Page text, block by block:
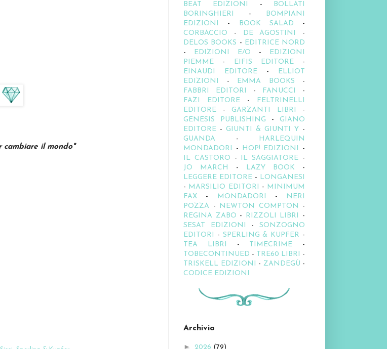
il mondo"
BEAT EDIZIONI
- BOLLATI
BORINGHIERI - BOMPIANI
EDIZIONI
- BOOK SALAD -
CORBACCIO - DE AGOSTINI
-
DELOS BOOKS - EDITRICE NORD
- EDIZIONI E/O - EDIZIONI
PIEMME - EIFIS EDITORE-
EINAUDI EDITORE - ELLIOT
EDIZIONI
- EMMA BOOKS -
FABBRI EDITORI
- FANUCCI
-
FAZI EDITORE - FELTRINELLI
EDITORE - GARZANTI LIBRI -
GENESIS PUBLISHING - GIANO
EDITORE - GIUNTI & GIUNTI Y -
GUANDA - HARLEQUIN
MONDADORI
- HOP! EDIZIONI
-
IL CASTORO - IL SAGGIATORE -
JO MARCH - LAZY BOOK -
LEGGERE EDITORE - LONGANESI
- MARSILIO EDITORI - MINIMUM
FAX - MONDADORI - NERI
POZZA - NEWTON COMPTON -
REGINA ZABO - RIZZOLI LIBRI
-
SESAT EDIZIONI
-SONZOGNO
EDITORI - SPERLING & KUPFER -
TEA LIBRI
- TIMECRIME -
TOBECONTINUED - TRE60 LIBRI -
TRISKELL EDIZIONI - ZANDEGÙ -
CODICE EDIZIONI
Archivio
► 2026 (79)